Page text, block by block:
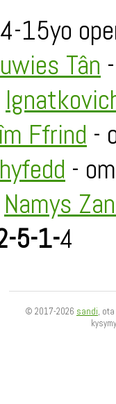
15yo
Tân
Ffrind -
-
Namys
5-1-4
© 2017-2026 sandi,